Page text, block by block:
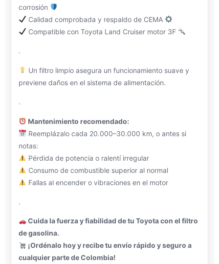
corrosión
Calidad comprobada y respaldo de CEMA
Compatible con Toyota Land Cruiser motor 3F
.
Un filtro limpio asegura un funcionamiento suave y
previene daños en el sistema de alimentación.
.
Mantenimiento recomendado:
Reemplázalo cada 20.000–30.000 km, o antes si
notas:
Pérdida de potencia o ralentí irregular
Consumo de combustible superior al normal
Fallas al encender o vibraciones en el motor
.
Cuida la fuerza y fiabilidad de tu Toyota con el filtro
de gasolina.
¡Ordénalo hoy y recibe tu envío rápido y seguro a
cualquier parte de Colombia!